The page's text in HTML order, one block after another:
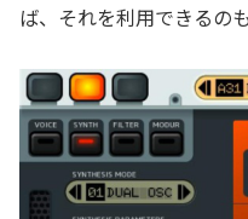
ば、それを利用できるの